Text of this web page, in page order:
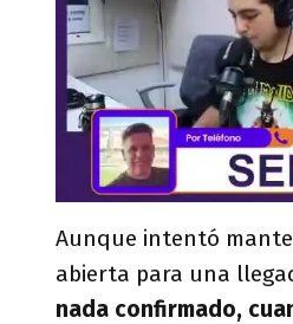
Aunque intentó
abierta para una
nada confirmado,